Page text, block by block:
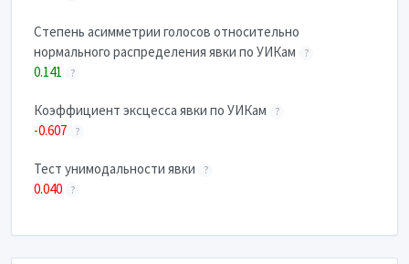
Степень асимметрии голосов относительно
нормального распределения явки по УИКам
?
0.141 ?
Коэффициент эксцесса явки по УИКам ?
-0.607 ?
Тест унимодальности явки ?
0.040 ?